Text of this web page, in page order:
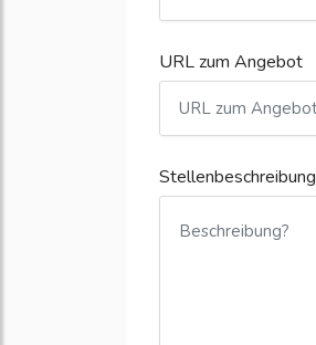
URL zum Angebot
Stellenbeschreibung